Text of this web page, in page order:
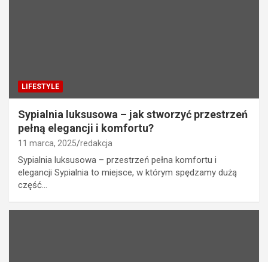
LIFESTYLE
Sypialnia luksusowa – jak stworzyć przestrzeń
pełną elegancji i komfortu?
11 marca, 2025 redakcja
Sypialnia luksusowa – przestrzeń pełna komfortu i
elegancji Sypialnia to miejsce, w którym spędzamy dużą
część…